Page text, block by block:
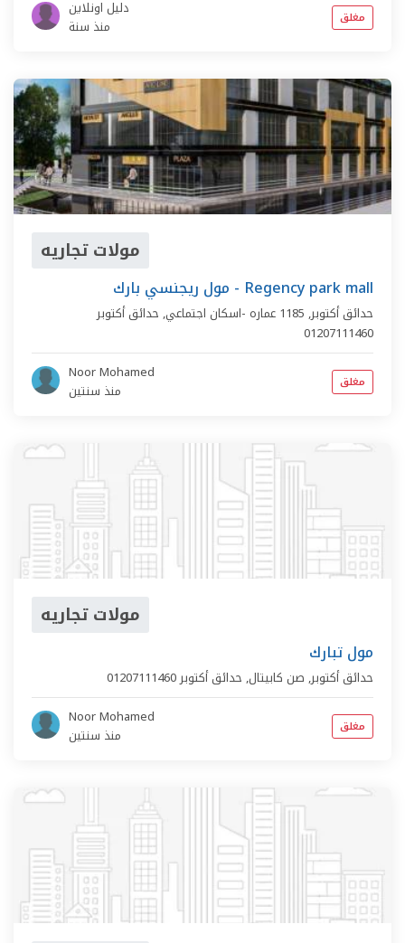
دليل اونلاين
منذ سنة
مغلق
مولات تجاريه
مول ريجنسي بارك - Regency park mall
حدائق أكتوبر, 1185 عماره -اسكان اجتماعي , حدائق أكتوبر
01207111460
Noor Mohamed
منذ سنتين
مغلق
مولات تجاريه
مول تبارك
حدائق أكتوبر, صن كابيتال, حدائق أكتوبر01207111460
Noor Mohamed
منذ سنتين
مغلق